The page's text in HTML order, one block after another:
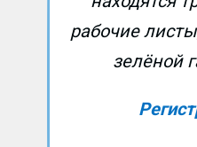
рабочие
зелёной